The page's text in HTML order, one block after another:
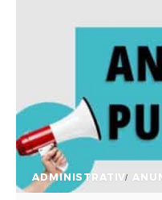
ADMINISTRATIV